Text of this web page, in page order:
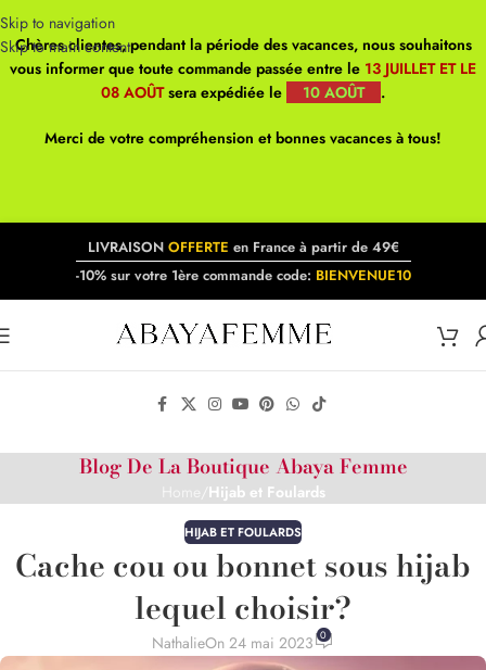
Skip to navigation
Skip to main content
Chères clientes, pendant la période des vacances, nous souhaitons
vous informer que toute commande passée entre le 13 JUILLET ET LE
08 AOÛTsera expédiée le 10 AOÛT .
Merci de votre compréhension et bonnes vacances à tous!
LIVRAISON OFFERTE en France à partir de 49€
-10% sur votre 1ère commande code: BIENVENUE10
Blog De La Boutique Abaya Femme
Hijab et Foulards
HIJAB ET FOULARDS
Cache cou ou bonnet sous hijab
lequel choisir?
NathalieOn 24 mai 2023 0